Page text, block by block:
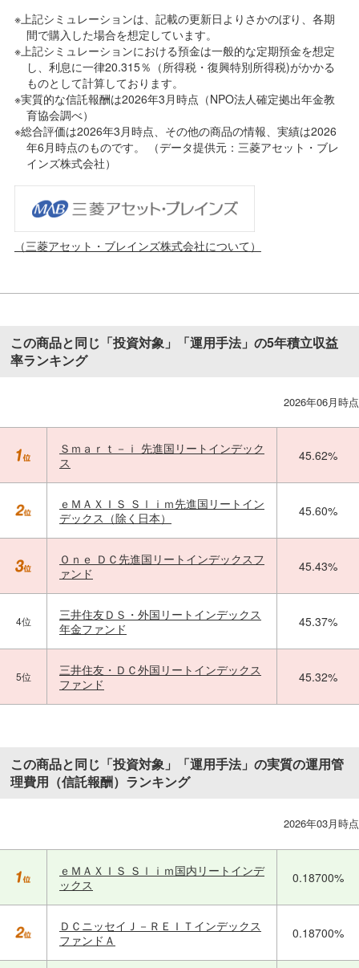
※上記シミュレーションは、記載の更新日よりさかのぼり、各期
間で購入した場合を想定しています。
※上記シミュレーションにおける預金は一般的な定期預金を想定
し、利息に一律20.315％（所得税・復興特別所得税)がかかる
ものとして計算しております。
※実質的な信託報酬は2026年3月時点（NPO法人確定拠出年金教
育協会調べ）
※総合評価は2026年3月時点、その他の商品の情報、実績は2026
年6月時点のものです。 （データ提供元：三菱アセット・ブレ
インズ株式会社）
（三菱アセット・ブレインズ株式会社について）
この商品と同じ「投資対象」「運用手法」の5年積立収益
率ランキング
2026年06月時点
Ｓｍａｒｔ－ｉ 先進国リートインデック
ス
45.62%
ｅＭＡＸＩＳ Ｓｌｉｍ先進国リートイン
デックス（除く日本）
45.60%
Ｏｎｅ ＤＣ先進国リートインデックスフ
ァンド
45.43%
4位
三井住友ＤＳ・外国リートインデックス
年金ファンド
45.37%
5位
三井住友・ＤＣ外国リートインデックス
ファンド
45.32%
この商品と同じ「投資対象」「運用手法」の実質の運用管
理費用（信託報酬）ランキング
2026年03月時点
ｅＭＡＸＩＳ Ｓｌｉｍ国内リートインデ
ックス
0.18700%
ＤＣニッセイＪ－ＲＥＩＴインデックス
ファンドＡ
0.18700%